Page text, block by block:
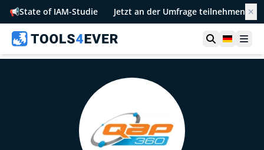
📢State of IAM-Studie Jetzt an der Umfrage teilnehmen ✕
Suche